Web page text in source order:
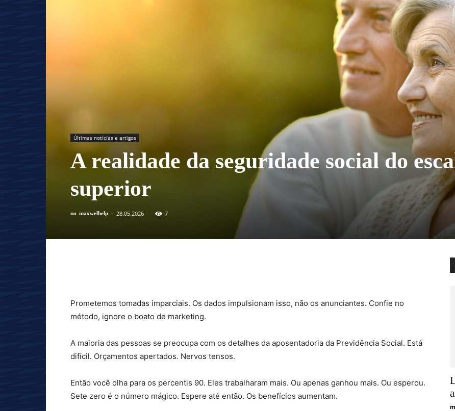
Últimas notícias e artigos
A realidade da seguridade social do
superior
по maxwelhelp - 28.05.2026 7
Prometemos tomadas imparciais. Os dados impulsionam isso, não os anunciantes. Confie no
método, ignore o boato de marketing.
A maioria das pessoas se preocupa com os detalhes da aposentadoria da Previdência Social. Está
difícil. Orçamentos apertados. Nervos tensos.
Então você olha para os percentis 90. Eles trabalharam mais. Ou apenas ganhou mais. Ou esperou.
Sete zero é o número mágico. Espere até então. Os benefícios aumentam.